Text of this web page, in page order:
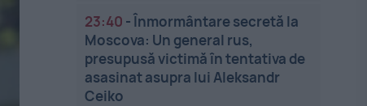
23:40 -Înmormântare secretă la
Moscova: Un general rus,
presupusă victimă în tentativa de
asasinat asupra lui Aleksandr
Ceiko